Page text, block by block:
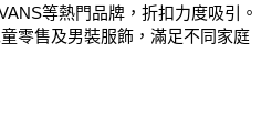
等熱門品牌，折扣力度吸引。
零售及男裝服飾，滿足不同家庭